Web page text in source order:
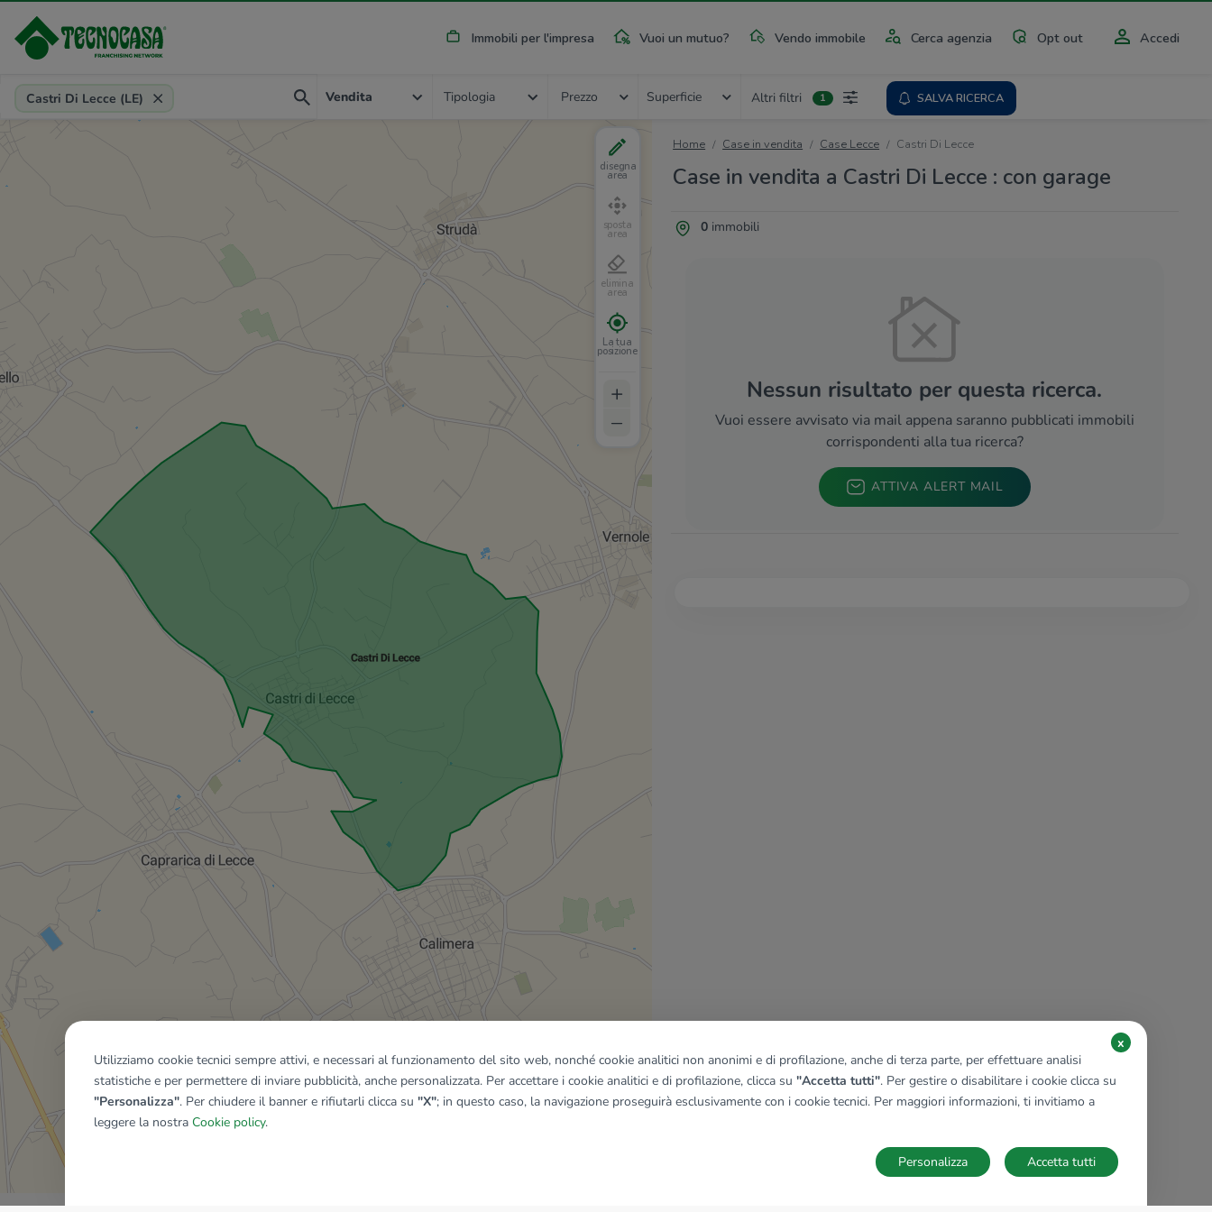
Immobili per l'impresa Vuoi un mutuo? Vendo immobile Cerca agenzia Opt out Accedi
Provincia, comune, zona, riferimento
Castri Di Lecce (LE) Vendita Tipologia Prezzo Superficie Altri filtri 1 SALVA RICERCA
Home Case in vendita Case Lecce Castri Di Lecce
Case in vendita a Castri Di Lecce : con garage
0immobili
Nessun risultato per questa ricerca.
Vuoi essere avvisato via mail appena saranno pubblicati immobili
corrispondenti alla tua ricerca?
ATTIVA ALERT MAIL
disegna
area
sposta
area
elimina
area
La tua
posizione
+
–
Mostra tutti gli immobili del riquadro
Utilizziamo cookie tecnici sempre attivi, e necessari al funzionamento del sito web, nonché cookie analitici non anonimi e di profilazione, anche di terza parte, per effettuare analisi
statistiche e per permettere di inviare pubblicità, anche personalizzata. Per accettare i cookie analitici e di profilazione, clicca su "Accetta tutti". Per gestire o disabilitare i cookie clicca su
"Personalizza". Per chiudere il banner e rifiutarli clicca su "X"; in questo caso, la navigazione proseguirà esclusivamente con i cookie tecnici. Per maggiori informazioni, ti invitiamo a
leggere la nostra Cookie policy.
x
Accetta tutti
Personalizza